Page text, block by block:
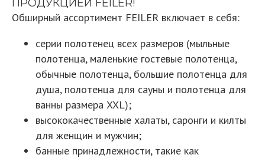
ПРОДУКЦИЕЙ FEILER!
Обширный ассортимент FEILER включает в себя:
серии полотенец всех размеров (мыльные
полотенца, маленькие гостевые полотенца,
обычные полотенца, большие полотенца для
душа, полотенца для сауны и полотенца для
ванны размера XXL);
высококачественные халаты, саронги и килты
для женщин и мужчин;
банные принадлежности, такие как